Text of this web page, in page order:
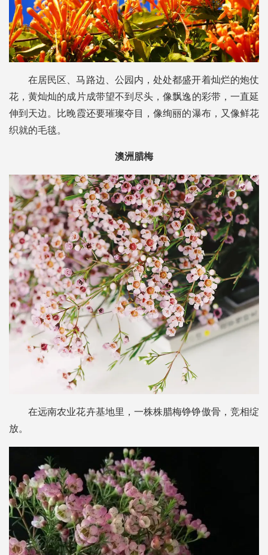
在居民区、马路边、公园内，处处都盛开着灿烂的炮仗
花，黄灿灿的成片成带望不到尽头，像飘逸的彩带，一直延
伸到天边。比晚霞还要璀璨夺目，像绚丽的瀑布，又像鲜花
织就的毛毯。
澳洲腊梅
在远南农业花卉基地里，一株株腊梅铮铮傲骨，竞相绽
放。